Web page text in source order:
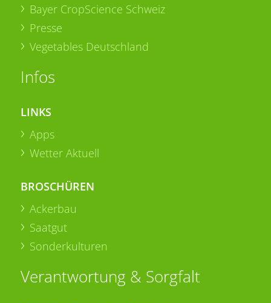
Bayer CropScience Schweiz
Presse
Vegetables Deutschland
Infos
LINKS
Apps
Wetter Aktuell
BROSCHÜREN
Ackerbau
Saatgut
Sonderkulturen
Verantwortung & Sorgfalt